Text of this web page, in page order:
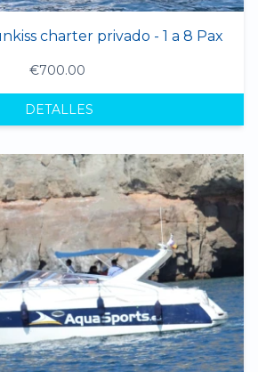
charter privado - 1 a 8 Pax
€700.00
DETALLES